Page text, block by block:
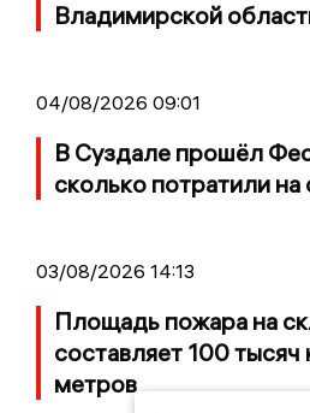
Владимирской
04/08/2026 09:01
В Суздале прошёл
сколько потратили
03/08/2026 14:13
Площадь пожара на
составляет 100 тысяч
метров